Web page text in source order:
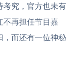
究，官方也未有
不再担任节目嘉
，而还有一位神秘